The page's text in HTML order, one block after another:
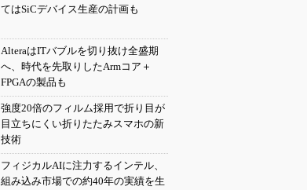
てはSiCデバイス生産の計画も
AlteraはITバブルを切り抜け全盛期
へ、時代を先取りしたArmコア＋
FPGAの製品も
強度20倍のフィルム採用で折り目が
目立ちにくい折りたたみスマホの新
技術
フィジカルAIに注力するインテル、
組み込み市場での約40年の実績を生